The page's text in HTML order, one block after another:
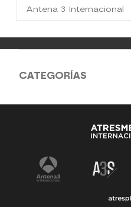
Antena 3 Internacional
CATEGORÍAS
Antena 3 Noticias
La Ruleta de la Suerte
Pasapalabra